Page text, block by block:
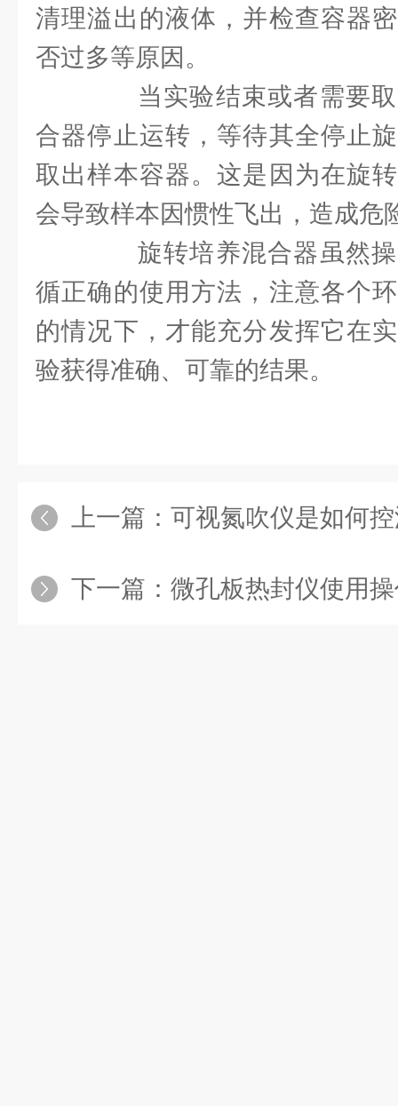
清理溢出的液体，并检查容器
否过多等原因。
当实验结束或者需要取
合器停止运转，等待其全停止
取出样本容器。这是因为在旋
会导致样本因惯性飞出，造成危
旋转培养混合器虽然操
循正确的使用方法，注意各个
的情况下，才能充分发挥它在
验获得准确、可靠的结果。
上一篇： 可视氮吹仪是如何
下一篇： 微孔板热封仪使用